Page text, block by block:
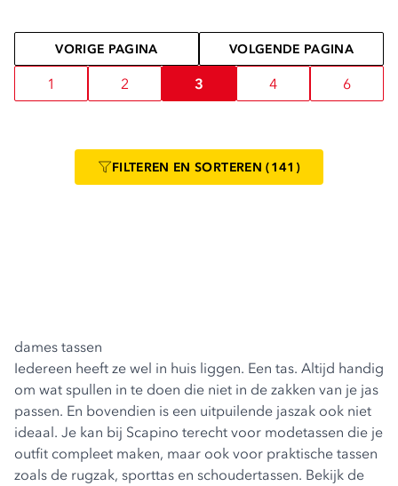
VORIGE PAGINA VOLGENDE PAGINA
1 2 3 4 6
FILTEREN EN SORTEREN (141)
dames tassen
Iedereen heeft ze wel in huis liggen. Een tas. Altijd handig
om wat spullen in te doen die niet in de zakken van je jas
passen. En bovendien is een uitpuilende jaszak ook niet
ideaal. Je kan bij Scapino terecht voor modetassen die je
outfit compleet maken, maar ook voor praktische tassen
zoals de rugzak, sporttas en schoudertassen. Bekijk de